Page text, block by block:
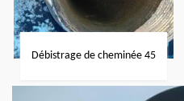
Débistrage de cheminée 45